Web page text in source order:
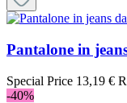
Pantalone in
Special Price 13,19 €
-40%